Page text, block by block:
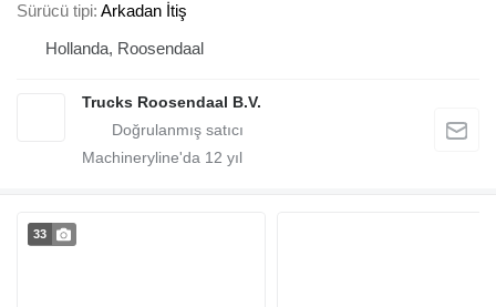
Sürücü tipi Arkadan İtiş
Hollanda, Roosendaal
Trucks Roosendaal B.V.
Machineryline'da 12 yıl
33